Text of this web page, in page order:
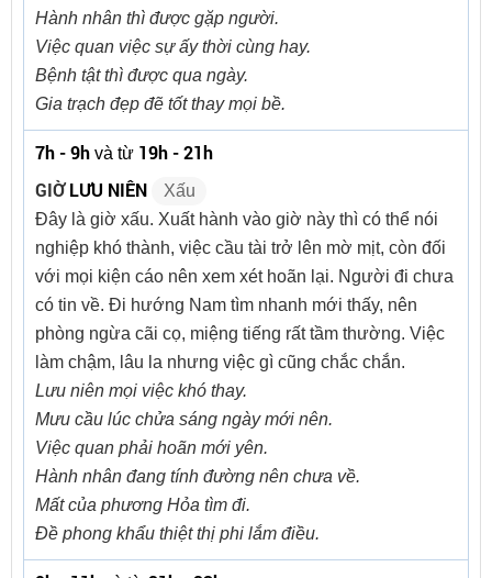
Hành nhân thì được gặp người.
Việc quan việc sự ấy thời cùng hay.
Bệnh tật thì được qua ngày.
Gia trạch đẹp đẽ tốt thay mọi bề.
7h - 9h và từ 19h - 21h
GIỜLƯU NIÊN
Xấu
Đây là giờ xấu. Xuất hành vào giờ này thì có thể nói
nghiệp khó thành, việc cầu tài trở lên mờ mịt, còn đối
với mọi kiện cáo nên xem xét hoãn lại. Người đi chưa
có tin về. Đi hướng Nam tìm nhanh mới thấy, nên
phòng ngừa cãi cọ, miệng tiếng rất tầm thường. Việc
làm chậm, lâu la nhưng việc gì cũng chắc chắn.
Lưu niên mọi việc khó thay.
Mưu cầu lúc chửa sáng ngày mới nên.
Việc quan phải hoãn mới yên.
Hành nhân đang tính đường nên chưa về.
Mất của phương Hỏa tìm đi.
Đề phong khẩu thiệt thị phi lắm điều.